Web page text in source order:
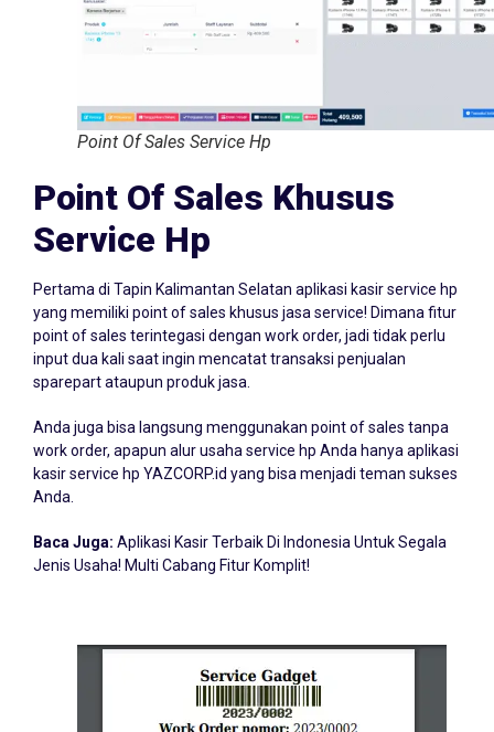
Point Of Sales Service Hp
Point Of Sales Khusus
Service Hp
Pertama di Tapin Kalimantan Selatan aplikasi kasir service hp
yang memiliki point of sales khusus jasa service! Dimana fitur
point of sales terintegasi dengan work order, jadi tidak perlu
input dua kali saat ingin mencatat transaksi penjualan
Anda juga bisa langsung menggunakan point of sales tanpa
work order, apapun alur usaha service hp Anda hanya aplikasi
kasir service hp YAZCORP.id yang bisa menjadi teman sukses
Baca Juga: Aplikasi Kasir Terbaik Di Indonesia Untuk Segala